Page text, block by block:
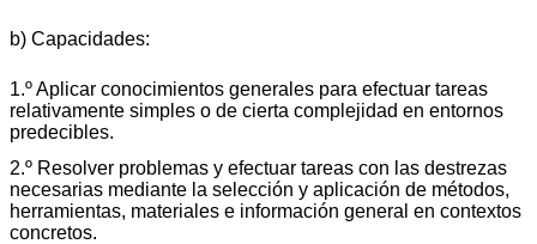
b) Capacidades:
1.º Aplicar conocimientos generales para efectuar tareas
relativamente simples o de cierta complejidad en entornos
predecibles.
2.º Resolver problemas y efectuar tareas con las destrezas
necesarias mediante la selección y aplicación de métodos,
herramientas, materiales e información general en contextos
concretos.